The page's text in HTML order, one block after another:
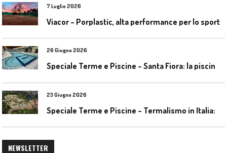
7 Luglio 2026
Viacor – Porplastic, alta performance per lo sport
26 Giugno 2026
23 Giugno 2026
NEWSLETTER